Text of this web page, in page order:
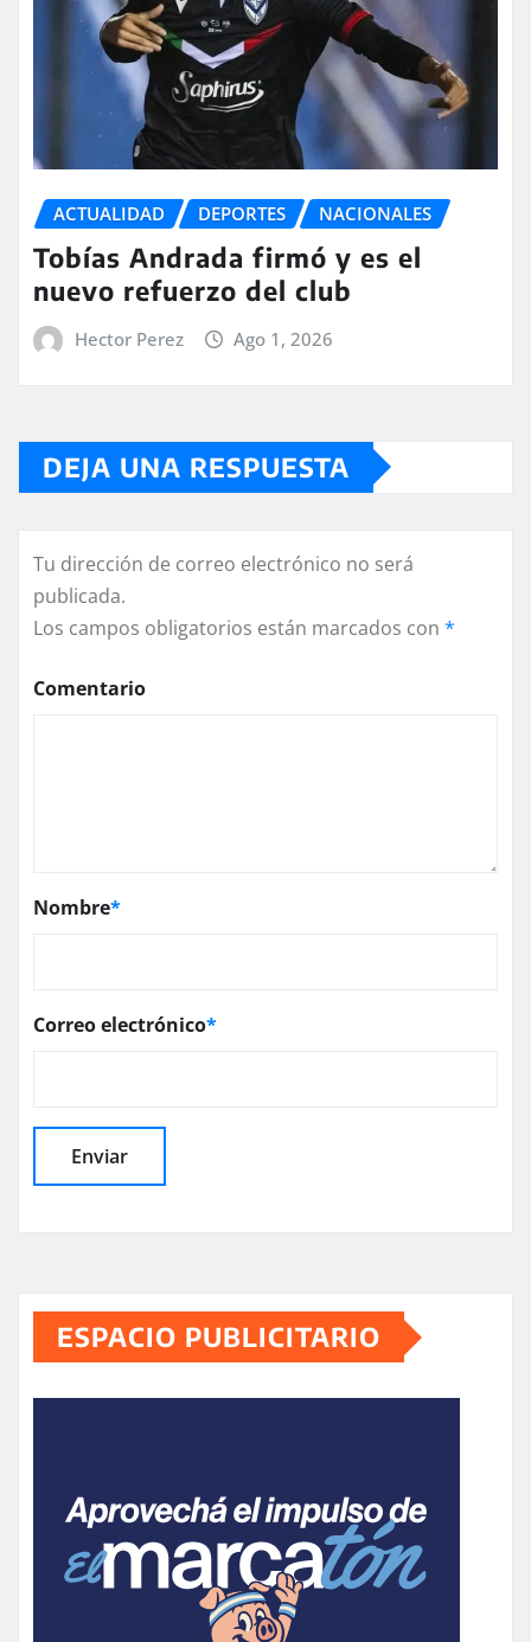
ACTUALIDAD DEPORTES NACIONALES
Tobías Andrada firmó y es el
nuevo refuerzo del club
Hector Perez Ago 1, 2026
DEJA UNA RESPUESTA
Tu dirección de correo electrónico no será
publicada.
Los campos obligatorios están marcados con *
Comentario
Nombre*
Correo electrónico*
ESPACIO PUBLICITARIO